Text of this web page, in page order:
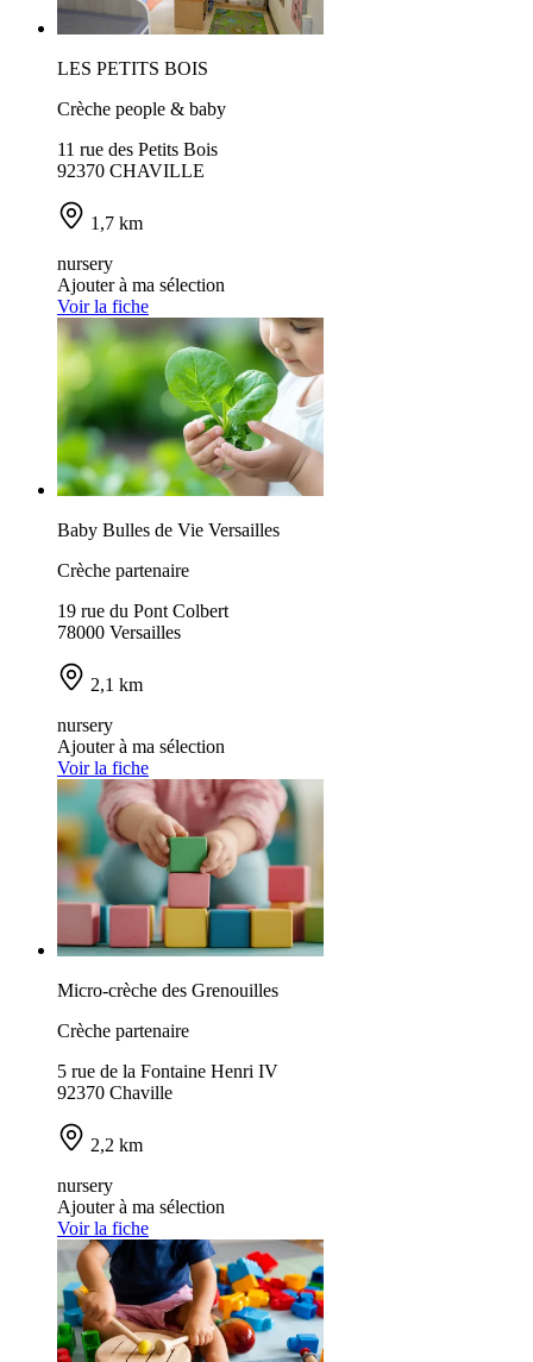
LES PETITS BOIS
Crèche people & baby
11 rue des Petits Bois
92370 CHAVILLE
1,7 km
nursery
Ajouter à ma sélection
Voir la fiche
Baby Bulles de Vie Versailles
Crèche partenaire
19 rue du Pont Colbert
78000 Versailles
2,1 km
nursery
Ajouter à ma sélection
Voir la fiche
Micro-crèche des Grenouilles
Crèche partenaire
5 rue de la Fontaine Henri IV
92370 Chaville
2,2 km
nursery
Ajouter à ma sélection
Voir la fiche